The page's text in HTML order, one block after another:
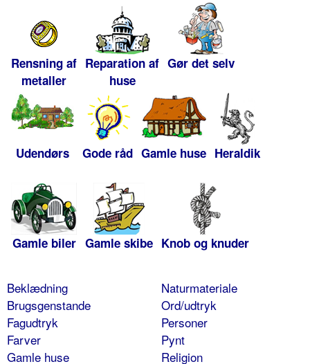
Rensning af
metaller
Reparation af
huse
Gør det selv
Udendørs Gode råd Gamle huse Heraldik
Gamle biler Gamle skibe Knob og knuder
Beklædning
Brugsgenstande
Fagudtryk
Farver
Gamle huse
Naturmateriale
Ord/udtryk
Personer
Pynt
Religion